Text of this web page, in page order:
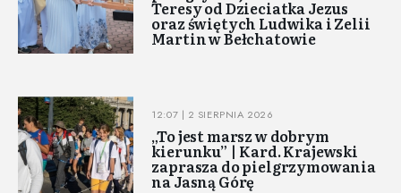
Teresy od Dzieciatka Jezus
oraz świętych Ludwika i Zelii
Martin w Bełchatowie
12:07 | 2 SIERPNIA 2026
„To jest marsz w dobrym
kierunku” | Kard. Krajewski
zaprasza do pielgrzymowania
na Jasną Górę